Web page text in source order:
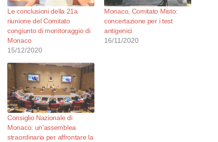
Le conclusioni della 21a
riunione del Comitato
congiunto di monitoraggio di
Monaco
15/12/2020
Monaco, Comitato Misto:
concertazione per i test
antigenici
16/11/2020
Consiglio Nazionale di
Monaco: un’assemblea
straordinaria per affrontare la